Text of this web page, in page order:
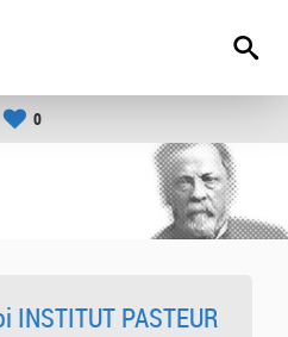
0
PASTEUR